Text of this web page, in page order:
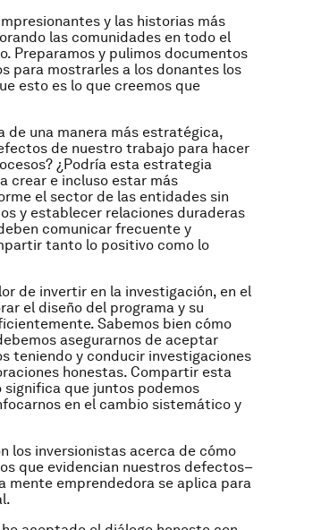
y las historias más
las comunidades en todo el
Preparamos y pulimos documentos
para mostrarles a los donantes los
esto es lo que creemos que
de una manera más estratégica,
de nuestro trabajo para hacer
¿Podría esta estrategia
crear e incluso estar más
el sector de las entidades sin
y establecer relaciones duraderas
comunicar frecuente y
tanto lo positivo como lo
de invertir en la investigación, en el
el diseño del programa y su
Sabemos bien cómo
asegurarnos de aceptar
teniendo y conducir investigaciones
honestas. Compartir esta
que juntos podemos
en el cambio sistemático y
los inversionistas acerca de cómo
que evidencian nuestros defectos–
mente emprendedora se aplica para